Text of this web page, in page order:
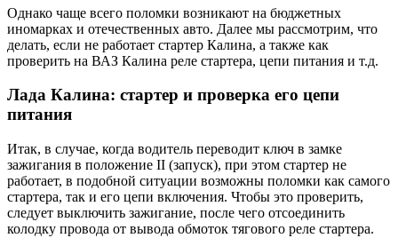
Однако чаще всего поломки возникают на бюджетных
иномарках и отечественных авто. Далее мы рассмотрим, что
делать, если не работает стартер Калина, а также как
проверить на ВАЗ Калина реле стартера, цепи питания и т.д.
Лада Калина: стартер и проверка его цепи
питания
Итак, в случае, когда водитель переводит ключ в замке
зажигания в положение II (запуск), при этом стартер не
работает, в подобной ситуации возможны поломки как самого
стартера, так и его цепи включения. Чтобы это проверить,
следует выключить зажигание, после чего отсоединить
колодку провода от вывода обмоток тягового реле стартера.